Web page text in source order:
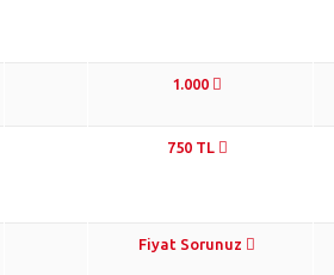
1.000
750 TL
Fiyat Sorunuz